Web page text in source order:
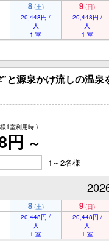
8 (土) 9 (日)
20,448円 /
人
1 室
20,448円 /
人
1 室
と源泉かけ流しの温
1室利用時 )
円 ～
1～2名様
8 (土) 9 (日)
20,448円 /
人
1 室
20,448円 /
人
1 室